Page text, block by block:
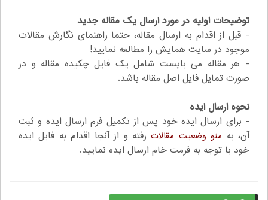
توضیحات اولیه در مورد ارسال یک مقاله جدید
- قبل از اقدام به ارسال مقاله، حتما راهنمای نگارش مقالات
موجود در سایت همایش را مطالعه نمایید!
- هر مقاله می بایست شامل یک فایل چکیده مقاله و در
صورت تمایل فایل اصل مقاله باشد.
نحوه ارسال ایده
- برای ارسال ایده خود پس از تکمیل فرم ارسال ایده و ثبت
آن، به منو وضعیت مقالاترفته و از آنجا اقدام به فایل ایده
خود با توجه به فرمت خام ارسال ایده نمایید.